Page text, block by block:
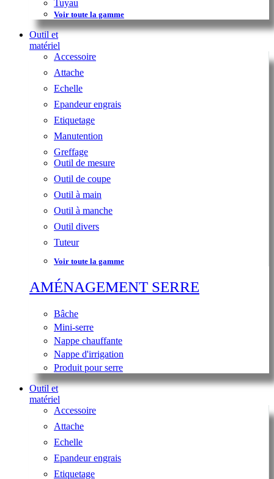
Tuyau
Voir toute la gamme
Outil et
matériel
Accessoire
Attache
Echelle
Epandeur engrais
Etiquetage
Manutention
Greffage
Outil de mesure
Outil de coupe
Outil à main
Outil à manche
Outil divers
Tuteur
Voir toute la gamme
AMÉNAGEMENT SERRE
Bâche
Mini-serre
Nappe chauffante
Nappe d'irrigation
Produit pour serre
Outil et
matériel
Accessoire
Attache
Echelle
Epandeur engrais
Etiquetage